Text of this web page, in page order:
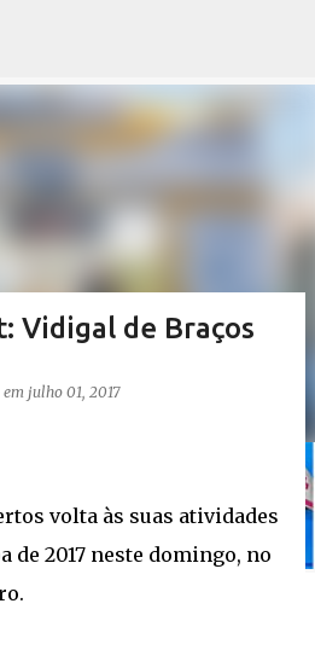
Vidigal de Braços
em julho 01, 2017
volta às suas atividades
de 2017 neste domingo, no